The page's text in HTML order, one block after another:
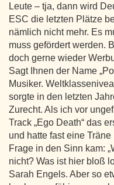
Leute – tja, dann wird
ESC die letzten Plätze
nämlich nicht mehr. Es
muss gefördert werden.
doch gerne wieder
Sagt Ihnen der Name
Musiker.
sorgte in den letzten
Zurecht. Als ich vor
Track „Ego Death“ das
und hatte fast eine
Frage in den Sinn kam:
nicht? Was ist hier bloß
Sarah Engels. Aber so